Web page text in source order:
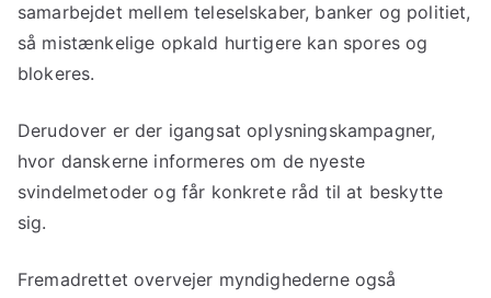
samarbejdet mellem teleselskaber, banker og politiet,
så mistænkelige opkald hurtigere kan spores og
blokeres.
Derudover er der igangsat oplysningskampagner,
hvor danskerne informeres om de nyeste
svindelmetoder og får konkrete råd til at beskytte
sig.
Fremadrettet overvejer myndighederne også